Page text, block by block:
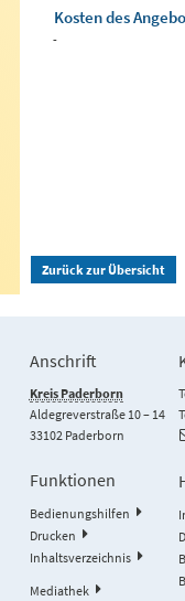
Kosten des
-
Zurück zur Übersicht
Anschrift
Kreis Paderborn
Aldegreverstraße 10 – 14
33102 Paderborn
Funktionen
Bedienungshilfen
Drucken
Inhaltsverzeichnis
Mediathek